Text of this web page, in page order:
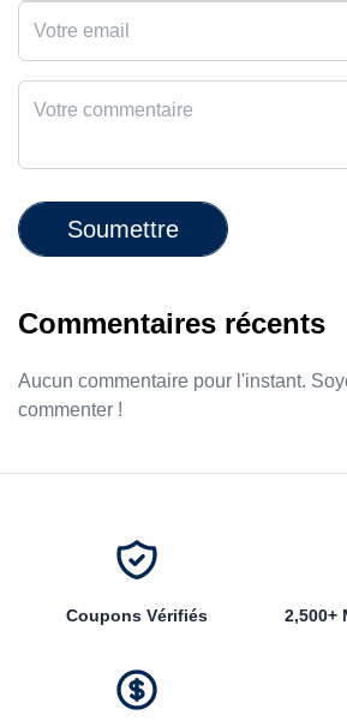
Soumettre
Commentaires récents
Aucun commentaire pour l'instant.
commenter !
Coupons Vérifiés 2,500+